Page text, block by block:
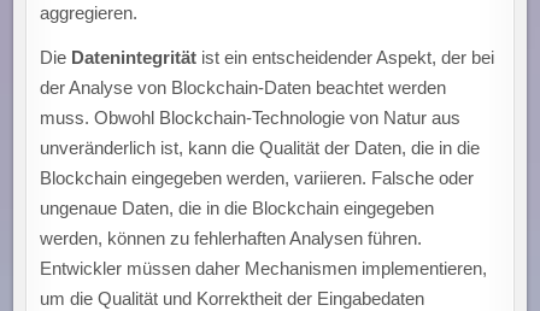
aggregieren.
Die Datenintegrität ist ein entscheidender Aspekt, der bei
der Analyse von Blockchain-Daten beachtet werden
muss. Obwohl Blockchain-Technologie von Natur aus
unveränderlich ist, kann die Qualität der Daten, die in die
Blockchain eingegeben werden, variieren. Falsche oder
ungenaue Daten, die in die Blockchain eingegeben
werden, können zu fehlerhaften Analysen führen.
Entwickler müssen daher Mechanismen implementieren,
um die Qualität und Korrektheit der Eingabedaten